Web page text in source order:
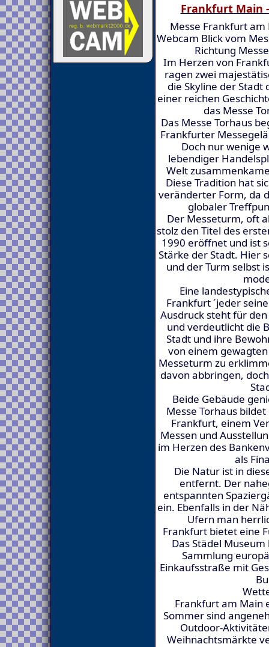
Frankfurt Main
Messe Frankfurt am
Webcam Blick vom
Richtung
Im Herzen von
ragen zwei
die Skyline der
einer reichen
das Messe
Das Messe Torhaus
Frankfurter
Doch nur wenige
lebendiger
Welt
Diese Tradition hat
veränderter Form, da
globaler
Der Messeturm, oft
stolz den Titel des
1990 eröffnet und ist
Stärke der Stadt. Hier
und der Turm selbst
Eine
Frankfurt ´jeder
Ausdruck steht für
und verdeutlicht die
Stadt und ihre
von einem
Messeturm zu
davon abbringen,
Beide Gebäude
Messe Torhaus
Frankfurt, einem
Messen und
im Herzen des
als
Die Natur ist in
entfernt. Der
entspannten
ein. Ebenfalls in der
Ufern man
Frankfurt bietet eine
Das Städel
Sammlung
Einkaufsstraße mit
Frankfurt am Main
Sommer sind
Outdoor-
Weihnachtsmärkte